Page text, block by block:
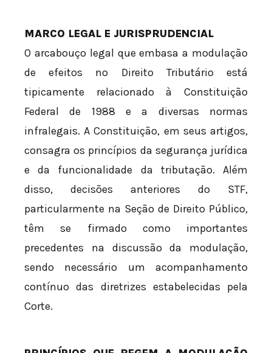
MARCO LEGAL E JURISPRUDENCIAL
O arcabouço legal que embasa a modulação
de efeitos no Direito Tributário está
tipicamente relacionado à Constituição
Federal de 1988 e a diversas normas
infralegais. A Constituição, em seus artigos,
consagra os princípios da segurança jurídica
e da funcionalidade da tributação. Além
disso, decisões anteriores do STF,
particularmente na Seção de Direito Público,
têm se firmado como importantes
precedentes na discussão da modulação,
sendo necessário um acompanhamento
contínuo das diretrizes estabelecidas pela
Corte.